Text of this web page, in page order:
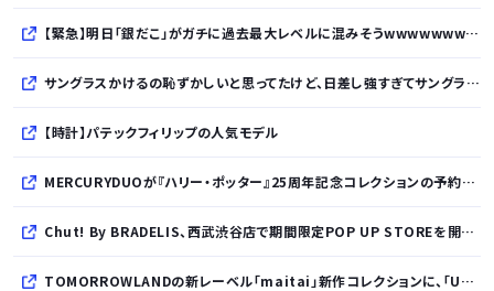
【緊急】明日「銀だこ」がガチに過去最大レベルに混みそうwwwwwwwwwwwwwwwwwwwwwwwwww
サングラスかけるの恥ずかしいと思ってたけど、日差し強すぎてサングラスかけ始めたわ
【時計】パテックフィリップの人気モデル
MERCURYDUOが『ハリー・ポッター』25周年記念コレクションの予約を開始
Chut! By BRADELIS、西武渋谷店で期間限定POP UP STOREを開催！全商品展開＆新作10%OFFの特別な6日間
TOMORROWLANDの新レーベル「maitai」新作コレクションに、「UNDYED」の素材が採用